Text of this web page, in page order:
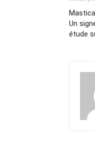
Un
étude